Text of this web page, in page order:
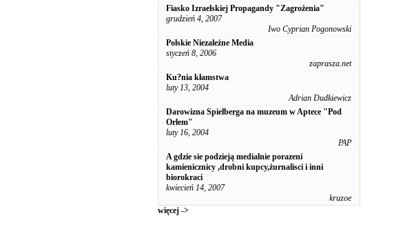
Fiasko Izraelskiej Propagandy "Zagrożenia"
grudzień 4, 2007
Iwo Cyprian Pogonowski
Polskie Niezależne Media
styczeń 8, 2006
zaprasza.net
Ku?nia kłamstwa
luty 13, 2004
Adrian Dudkiewicz
Darowizna Spielberga na muzeum w Aptece "Pod
Orłem"
luty 16, 2004
PAP
A gdzie sie podzieją medialnie porazeni
kamienicznicy ,drobni kupcy,żurnalisci i inni
biorokraci
kwiecień 14, 2007
kruzoe
więcej ->